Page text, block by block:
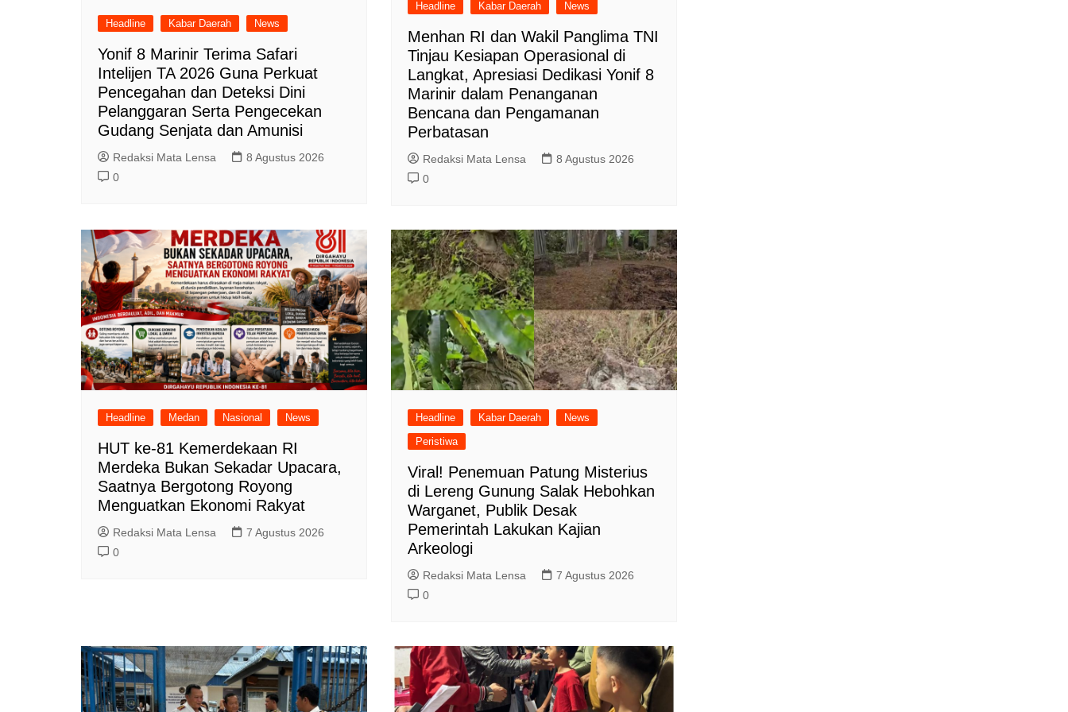
Headline Kabar Daerah News
Yonif 8 Marinir Terima Safari
Intelijen TA 2026 Guna Perkuat
Pencegahan dan Deteksi Dini
Pelanggaran Serta Pengecekan
Gudang Senjata dan Amunisi
Redaksi Mata Lensa
8 Agustus 2026
0
Headline Kabar Daerah News
Menhan RI dan Wakil Panglima TNI
Tinjau Kesiapan Operasional di
Langkat, Apresiasi Dedikasi Yonif 8
Marinir dalam Penanganan
Bencana dan Pengamanan
Perbatasan
Redaksi Mata Lensa
8 Agustus 2026
0
Headline Medan Nasional News
HUT ke-81 Kemerdekaan RI
Merdeka Bukan Sekadar Upacara,
Saatnya Bergotong Royong
Menguatkan Ekonomi Rakyat
Redaksi Mata Lensa
7 Agustus 2026
0
Headline Kabar Daerah
News
Peristiwa
Viral! Penemuan Patung Misterius
di Lereng Gunung Salak Hebohkan
Warganet, Publik Desak
Pemerintah Lakukan Kajian
Arkeologi
Redaksi Mata Lensa
7 Agustus 2026
0